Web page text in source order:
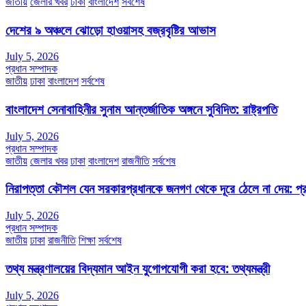
দেশের ৯ অঞ্চলে ঝোড়ো হাওয়াসহ বজ্রবৃষ্টির আভাস
July 5, 2026
প্রধান সম্পাদক
জাতীয় ঢাকা বাংলাদেশ সর্বশেষ
বাংলাদেশ সেনাবাহিনীর সুনাম আন্তর্জাতিক অঙ্গনে সুবিদিত: রাষ্ট্রপতি
July 5, 2026
প্রধান সম্পাদক
জাতীয় জেলার খবর ঢাকা বাংলাদেশ রাজনীতি সর্বশেষ
নিরাপত্তা কৌশল যেন সরকারপ্রধানকে জনগণ থেকে দূরে ঠেলে না দেয়:
July 5, 2026
প্রধান সম্পাদক
জাতীয় ঢাকা রাজনীতি শিক্ষা সর্বশেষ
তথ্য মন্ত্রণালয়ের বিদ্যমান আইন যুগোপযোগী করা হবে: তথ্যমন্ত্রী
July 5, 2026